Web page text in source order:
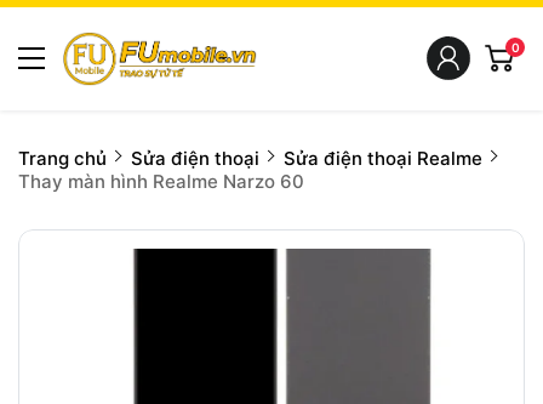
0
Trang chủ Sửa điện thoại
Sửa điện thoại Realme
Thay màn hình Realme Narzo 60